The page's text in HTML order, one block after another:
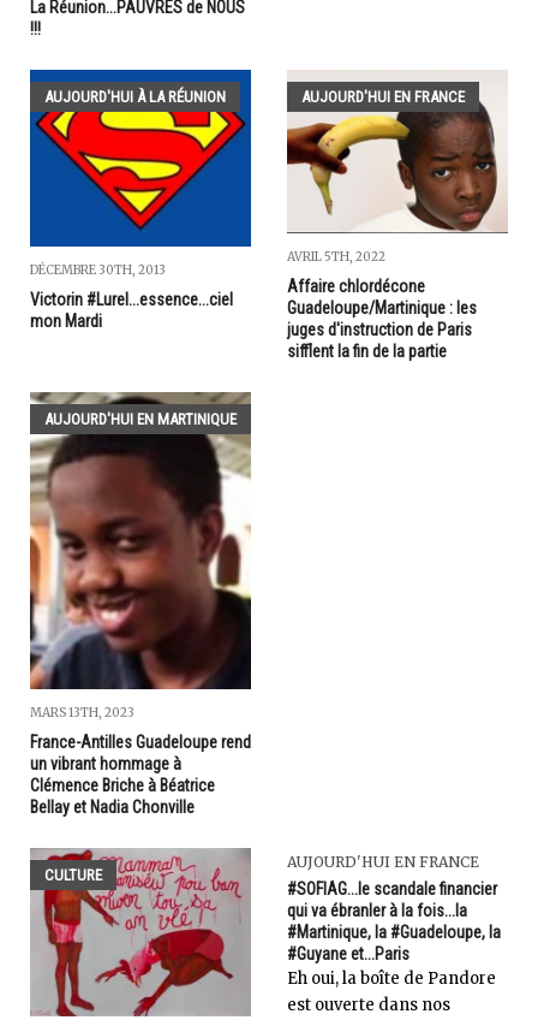
La Réunion...PAUVRES de NOUS
!!!
AUJOURD'HUI À LA RÉUNION
DÉCEMBRE 30TH, 2013
Victorin #Lurel...essence...ciel
mon Mardi
AUJOURD'HUI EN FRANCE
AVRIL 5TH, 2022
Affaire chlordécone
Guadeloupe/Martinique : les
juges d'instruction de Paris
sifflent la fin de la partie
AUJOURD'HUI EN MARTINIQUE
MARS 13TH, 2023
France-Antilles Guadeloupe rend
un vibrant hommage à
Clémence Briche à Béatrice
Bellay et Nadia Chonville
CULTURE
AUJOURD'HUI EN FRANCE
#SOFIAG...le scandale financier
qui va ébranler à la fois...la
#Martinique, la #Guadeloupe, la
#Guyane et...Paris
Eh oui, la boîte de Pandore
est ouverte dans nos